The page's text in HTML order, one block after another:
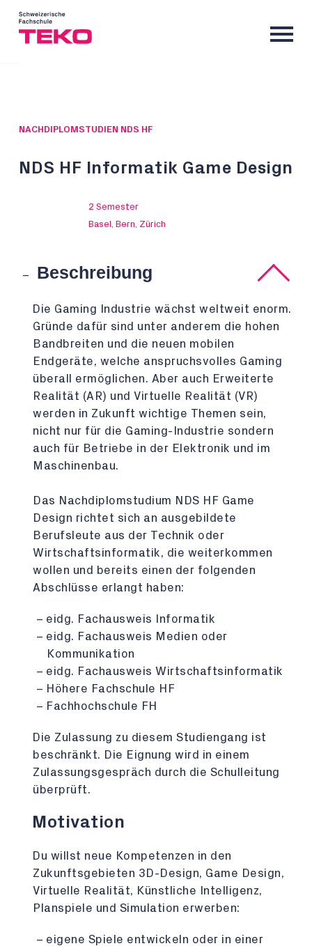
NACHDIPLOMSTUDIEN NDS HF
NDS HF Informatik Game Design
2 Semester
Basel, Bern, Zürich
Beschreibung
Die Gaming Industrie wächst weltweit enorm.
Gründe dafür sind unter anderem die hohen
Bandbreiten und die neuen mobilen
Endgeräte, welche anspruchsvolles Gaming
überall ermöglichen. Aber auch Erweiterte
Realität (AR) und Virtuelle Realität (VR)
werden in Zukunft wichtige Themen sein,
nicht nur für die Gaming-Industrie sondern
auch für Betriebe in der Elektronik und im
Maschinenbau.
Das Nachdiplomstudium NDS HF Game
Design richtet sich an ausgebildete
Berufsleute aus der Technik oder
Wirtschaftsinformatik, die weiterkommen
wollen und bereits einen der folgenden
Abschlüsse erlangt haben:
eidg. Fachausweis Informatik
eidg. Fachausweis Medien oder
Kommunikation
eidg. Fachausweis Wirtschaftsinformatik
Höhere Fachschule HF
Fachhochschule FH
Die Zulassung zu diesem Studiengang ist
beschränkt. Die Eignung wird in einem
Zulassungsgespräch durch die Schulleitung
überprüft.
Motivation
Du willst neue Kompetenzen in den
Zukunftsgebieten 3D-Design, Game Design,
Virtuelle Realität, Künstliche Intelligenz,
Planspiele und Simulation erwerben:
eigene Spiele entwickeln oder in einer